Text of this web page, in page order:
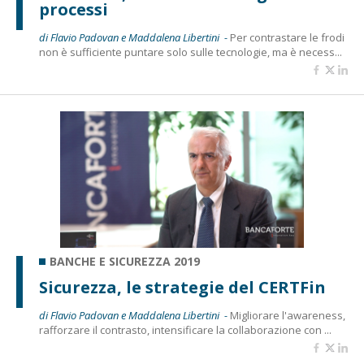
processi
di Flavio Padovan e Maddalena Libertini - Per contrastare le frodi
non è sufficiente puntare solo sulle tecnologie, ma è necess...
BANCHE E SICUREZZA 2019
Sicurezza, le strategie del CERTFin
di Flavio Padovan e Maddalena Libertini - Migliorare l'awareness,
rafforzare il contrasto, intensificare la collaborazione con ...